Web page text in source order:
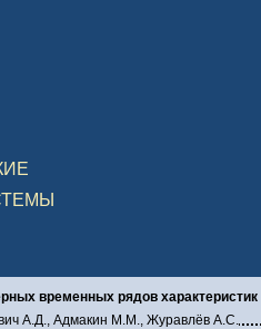
временных рядов
А.Д., Адмакин М.М., Журавлёв А.С.